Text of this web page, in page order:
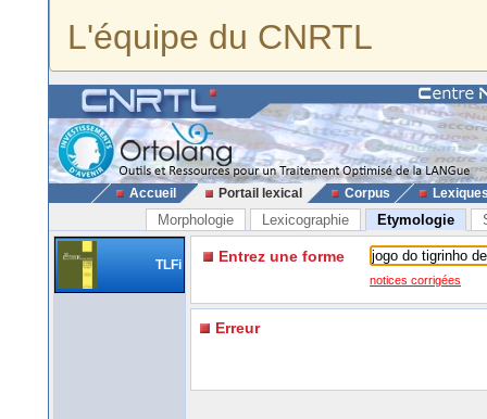
L'équipe du CNRTL
Accueil Portail lexical Corpus
Morphologie Lexicographie Etymologie
TLFi Entrez une forme
notices corrigées
Erreur